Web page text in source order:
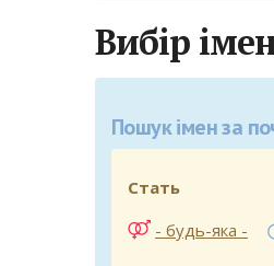
Вибір
Пошук імен за
Стать
- будь-яка -